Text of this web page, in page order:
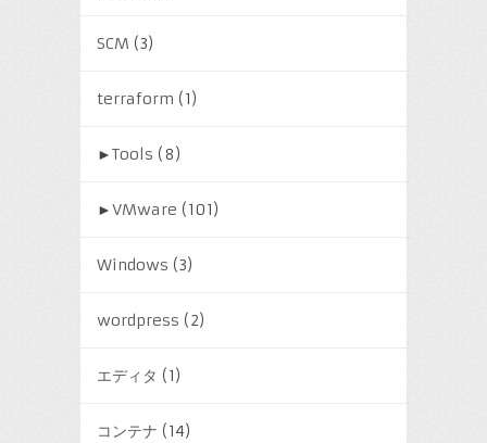
SCM (3)
terraform (1)
►Tools (8)
►VMware (101)
Windows (3)
wordpress (2)
エディタ (1)
コンテナ (14)